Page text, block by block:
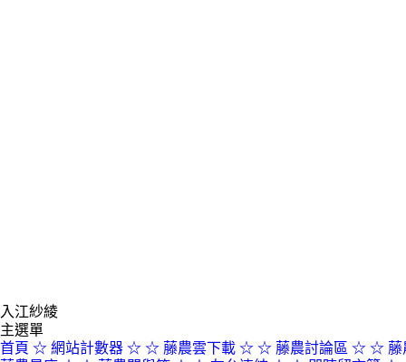
入江紗綾
主選單
首頁 ☆ 網站計數器 ☆☆ 藤農雲下載 ☆☆ 藤農討論區 ☆☆ 藤